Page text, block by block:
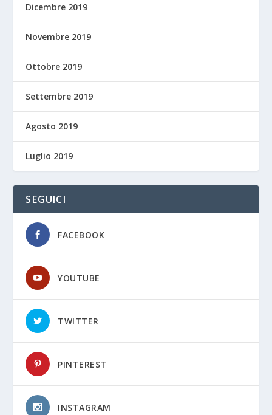
Dicembre 2019
Novembre 2019
Ottobre 2019
Settembre 2019
Agosto 2019
Luglio 2019
SEGUICI
FACEBOOK
YOUTUBE
TWITTER
PINTEREST
INSTAGRAM